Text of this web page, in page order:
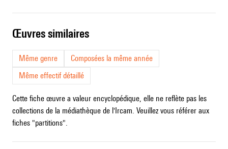
œuvres similaires
Même genre
Composées la même année
Même effectif détaillé
Cette fiche œuvre a valeur encyclopédique, elle ne reflète pas les
collections de la médiathèque de l'Ircam. Veuillez vous référer aux
fiches "partitions".